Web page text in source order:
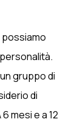
gruppo di
di
mesi e a 12